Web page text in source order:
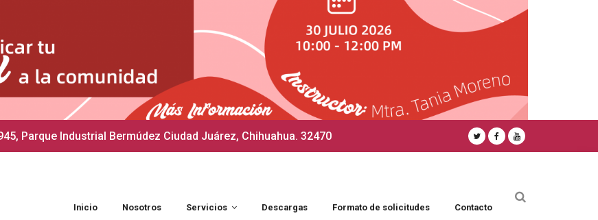
Parque Industrial Bermúdez Ciudad Juárez, Chihuahua. 32470
Inicio Nosotros Servicios Descargas Formato de solicitudes Contacto